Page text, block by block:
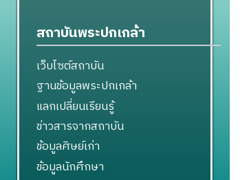
สถาบันพระปกเกล้า
เว็บไซต์สถาบัน
ฐานข้อมูลพระปกเกล้า
แลกเปลี่ยนเรียนรู้
ข่าวสารจากสถาบัน
ข้อมูลศิษย์เก่า
ข้อมูลนักศึกษา